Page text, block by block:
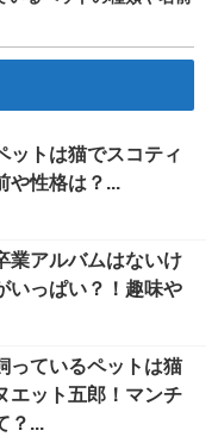
ットは猫でスコティ
や性格は？...
業アルバムはないけ
いっぱい？！趣味や
っているペットは猫
エット五郎！マンチ
？...